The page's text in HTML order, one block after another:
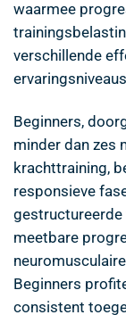
waarmee
verschillende
Beginners,
minder dan zes
krachttraining,
responsieve
meetbare
Beginners
consistent